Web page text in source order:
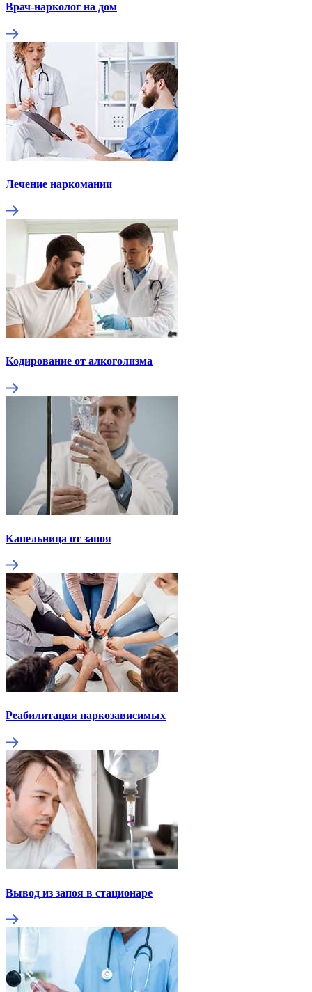
Врач-нарколог на дом
Лечение наркомании
Кодирование от алкоголизма
Капельница от запоя
Реабилитация наркозависимых
Вывод из запоя в стационаре